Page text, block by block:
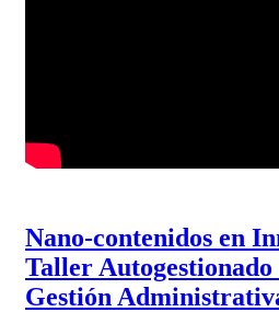
Nano-contenidos en
Taller
Gestión